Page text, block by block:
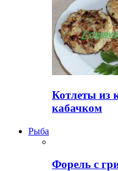
Котлеты из
кабачком
Рыба
Форель с